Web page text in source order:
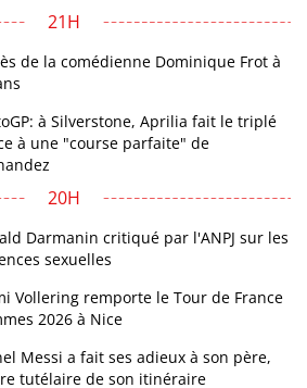
21H
de la comédienne Dominique Frot à
à Silverstone, Aprilia fait le triplé
à une "course parfaite" de
20H
Darmanin critiqué par l'ANPJ sur les
sexuelles
Vollering remporte le Tour de France
2026 à Nice
Messi a fait ses adieux à son père,
tutélaire de son itinéraire